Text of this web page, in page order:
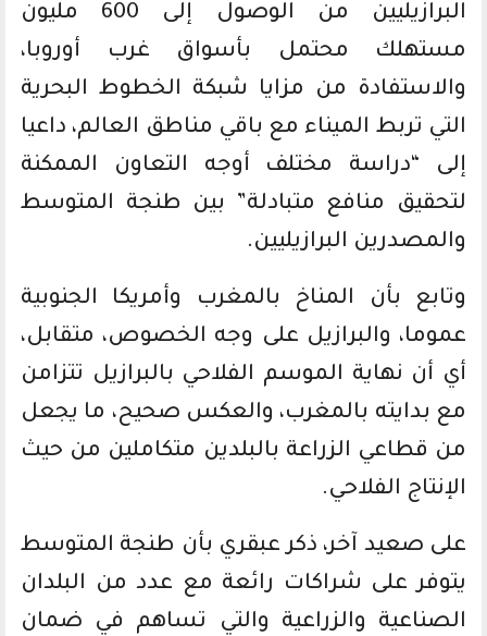
البرازيليين من الوصول إلى 600 مليون
مستهلك محتمل بأسواق غرب أوروبا،
والاستفادة من مزايا شبكة الخطوط البحرية
التي تربط الميناء مع باقي مناطق العالم، داعيا
إلى “دراسة مختلف أوجه التعاون الممكنة
لتحقيق منافع متبادلة” بين طنجة المتوسط
والمصدرين البرازيليين.
وتابع بأن المناخ بالمغرب وأمريكا الجنوبية
عموما، والبرازيل على وجه الخصوص، متقابل،
أي أن نهاية الموسم الفلاحي بالبرازيل تتزامن
مع بدايته بالمغرب، والعكس صحيح، ما يجعل
من قطاعي الزراعة بالبلدين متكاملين من حيث
الإنتاج الفلاحي.
على صعيد آخر، ذكر عبقري بأن طنجة المتوسط
يتوفر على شراكات رائعة مع عدد من البلدان
الصناعية والزراعية والتي تساهم في ضمان